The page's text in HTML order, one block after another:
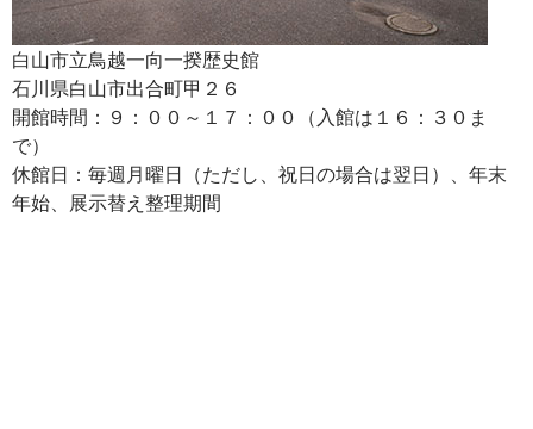
白山市立鳥越一向一揆歴史館
石川県白山市出合町甲２６
開館時間：９：００～１７：００（入館は１６：３０ま
で）
休館日：毎週月曜日（ただし、祝日の場合は翌日）、年末
年始、展示替え整理期間